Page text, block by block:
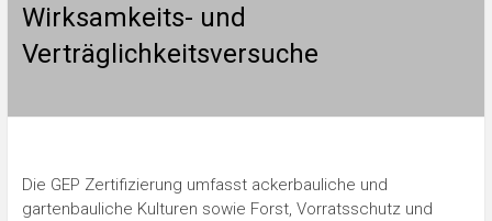
Wirksamkeits- und
Verträglichkeitsversuche
Die GEP Zertifizierung umfasst ackerbauliche und
gartenbauliche Kulturen sowie Forst, Vorratsschutz und